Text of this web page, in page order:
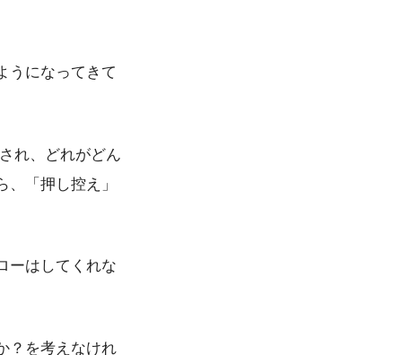
うになってきて
れ、どれがどん
「押し控え」
ーはしてくれな
？を考えなけれ